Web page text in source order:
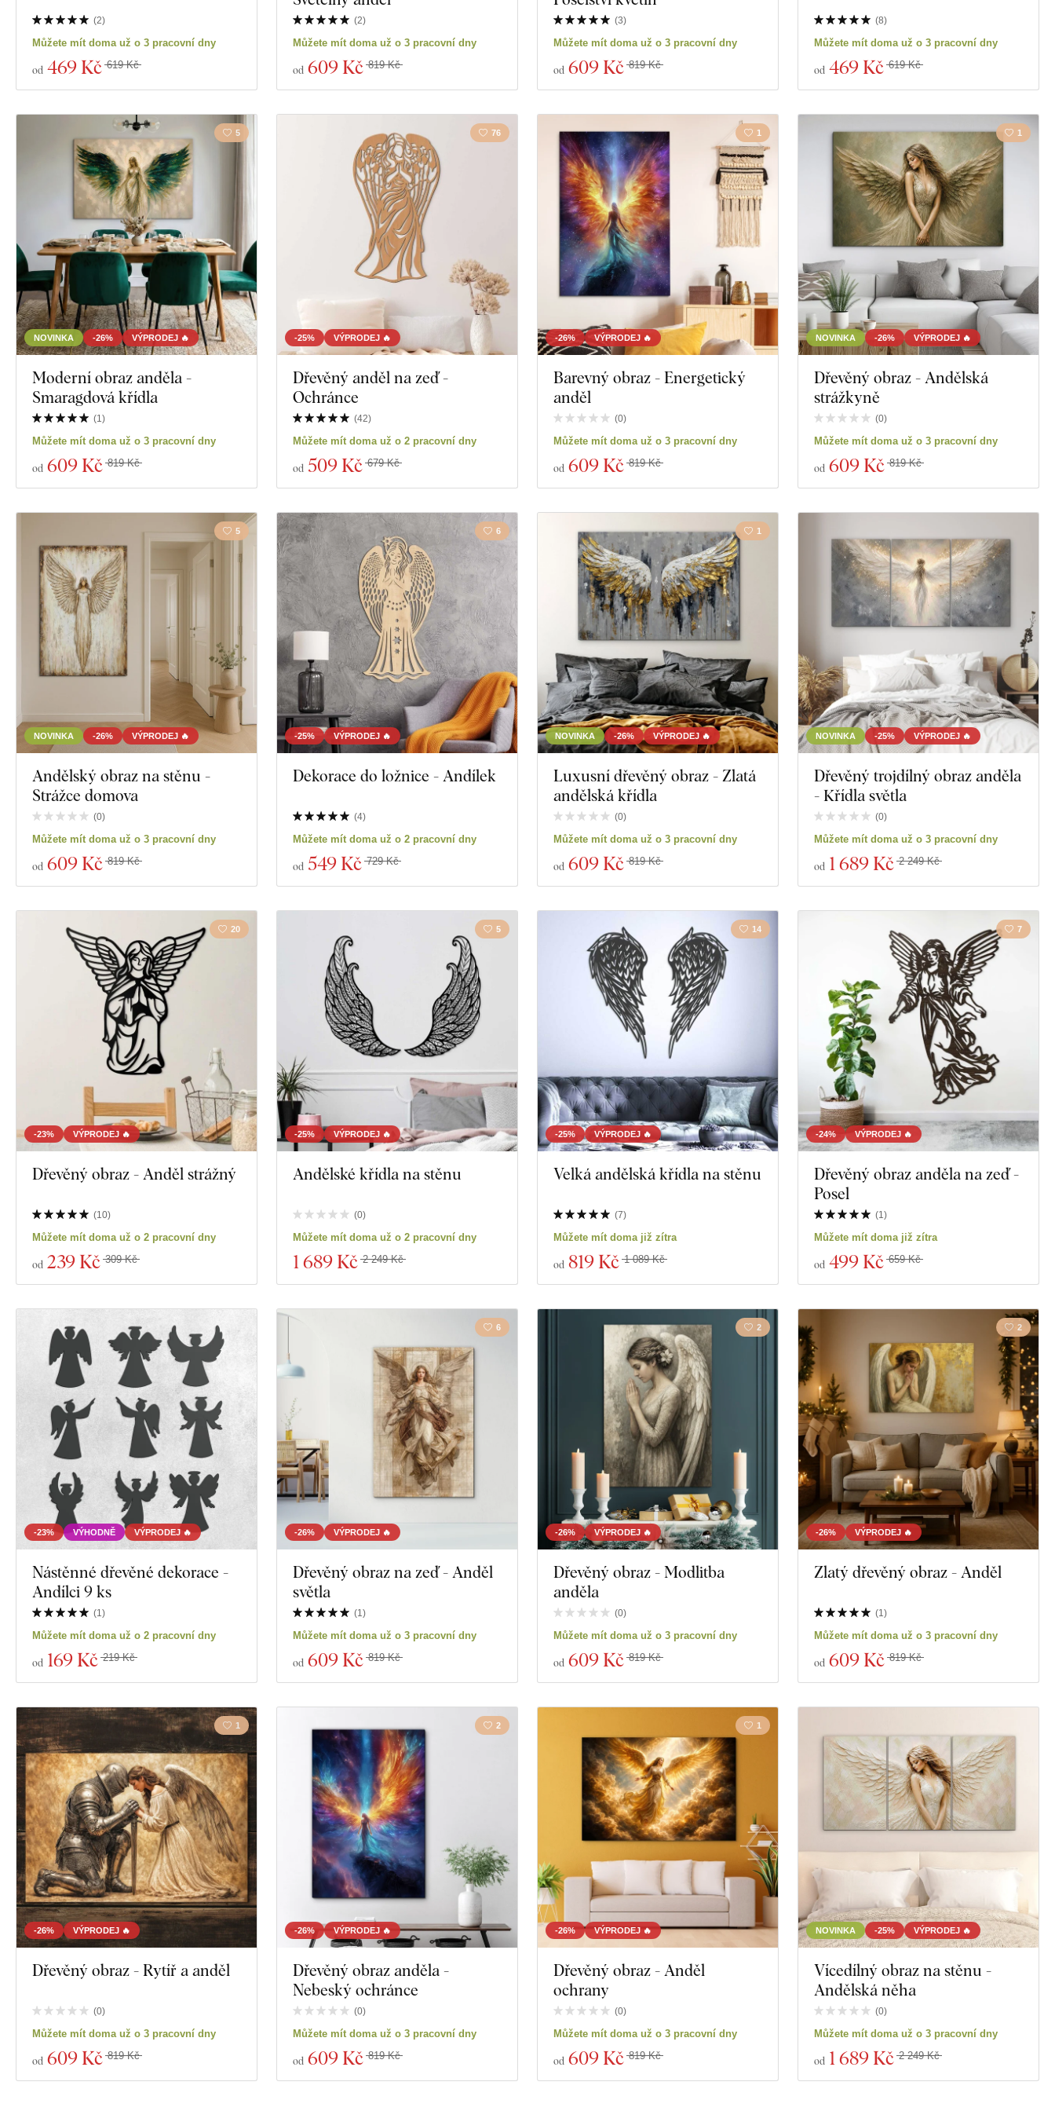
Hloubka
Zobrazit 28 produktů Zavřít filtr
(2)
Můžete mít doma už o 3 pracovní dny
od 469 Kč 619 Kč
(2)
Můžete mít doma už o 3 pracovní dny
od 609 Kč 819 Kč
(3)
Můžete mít doma už o 3 pracovní dny
od 609 Kč 819 Kč
(8)
Můžete mít doma už o 3 pracovní dny
od 469 Kč 619 Kč
NOVINKA -26% VÝPRODEJ 🔥
5
Moderní obraz anděla -
Smaragdová křídla
(1)
Můžete mít doma už o 3 pracovní dny
od 609 Kč 819 Kč
-25% VÝPRODEJ 🔥
76
Dřevěný anděl na zeď -
Ochránce
(42)
Můžete mít doma už o 2 pracovní dny
od 509 Kč 679 Kč
-26% VÝPRODEJ 🔥
1
Barevný obraz - Energetický
anděl
(0)
Můžete mít doma už o 3 pracovní dny
od 609 Kč 819 Kč
NOVINKA -26% VÝPRODEJ 🔥
1
Dřevěný obraz - Andělská
strážkyně
(0)
Můžete mít doma už o 3 pracovní dny
od 609 Kč 819 Kč
NOVINKA -26% VÝPRODEJ 🔥
5
Andělský obraz na stěnu -
Strážce domova
(0)
Můžete mít doma už o 3 pracovní dny
od 609 Kč 819 Kč
-25% VÝPRODEJ 🔥
6
Dekorace do ložnice - Andílek
(4)
Můžete mít doma už o 2 pracovní dny
od 549 Kč 729 Kč
NOVINKA -26% VÝPRODEJ 🔥
1
Luxusní dřevěný obraz - Zlatá
andělská křídla
(0)
Můžete mít doma už o 3 pracovní dny
od 609 Kč 819 Kč
NOVINKA -25% VÝPRODEJ 🔥
Dřevěný trojdílný obraz anděla
- Křídla světla
(0)
Můžete mít doma už o 3 pracovní dny
od 1 689 Kč 2 249 Kč
-23% VÝPRODEJ 🔥
20
Dřevěný obraz - Anděl strážný
(10)
Můžete mít doma už o 2 pracovní dny
od 239 Kč 309 Kč
-25% VÝPRODEJ 🔥
5
Andělské křídla na stěnu
(0)
Můžete mít doma už o 2 pracovní dny
1 689 Kč 2 249 Kč
-25% VÝPRODEJ 🔥
14
Velká andělská křídla na stěnu
(7)
Můžete mít doma již zítra
od 819 Kč 1 089 Kč
-24% VÝPRODEJ 🔥
7
Dřevěný obraz anděla na zeď -
Posel
(1)
Můžete mít doma již zítra
od 499 Kč 659 Kč
-23% VÝHODNĚ VÝPRODEJ 🔥
Nástěnné dřevěné dekorace -
Andílci 9 ks
(1)
Můžete mít doma už o 2 pracovní dny
od 169 Kč 219 Kč
-26% VÝPRODEJ 🔥
6
Dřevěný obraz na zeď - Anděl
světla
(1)
Můžete mít doma už o 3 pracovní dny
od 609 Kč 819 Kč
-26% VÝPRODEJ 🔥
2
Dřevěný obraz - Modlitba
anděla
(0)
Můžete mít doma už o 3 pracovní dny
od 609 Kč 819 Kč
-26% VÝPRODEJ 🔥
2
Zlatý dřevěný obraz - Anděl
(1)
Můžete mít doma už o 3 pracovní dny
od 609 Kč 819 Kč
-26% VÝPRODEJ 🔥
1
Dřevěný obraz - Rytíř a anděl
(0)
Můžete mít doma už o 3 pracovní dny
od 609 Kč 819 Kč
-26% VÝPRODEJ 🔥
2
Dřevěný obraz anděla -
Nebeský ochránce
(0)
Můžete mít doma už o 3 pracovní dny
od 609 Kč 819 Kč
-26% VÝPRODEJ 🔥
1
Dřevěný obraz - Anděl
ochrany
(0)
Můžete mít doma už o 3 pracovní dny
od 609 Kč 819 Kč
NOVINKA -25% VÝPRODEJ 🔥
Vícedílný obraz na stěnu -
Andělská něha
(0)
Můžete mít doma už o 3 pracovní dny
od 1 689 Kč 2 249 Kč